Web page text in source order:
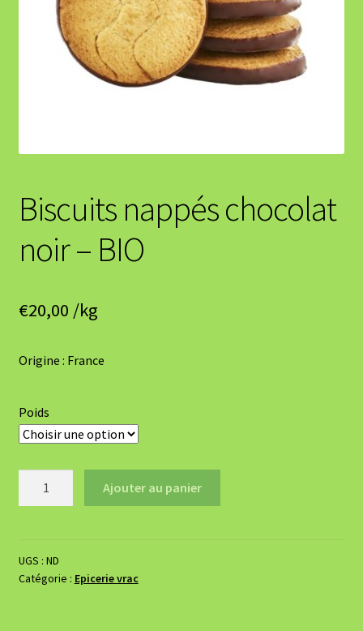
Biscuits nappés chocolat
noir – BIO
€20,00 /kg
Origine : France
Poids
chocolat
noir
Ajouter au panier
UGS : ND
Catégorie : Epicerie vrac